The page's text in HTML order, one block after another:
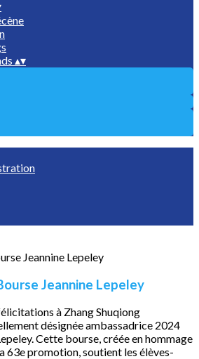
▴▾
Jeannine Lepeley
à Zhang Shuqiong
désignée ambassadrice 2024
Cette bourse, créée en hommage
63e promotion, soutient les élèves-